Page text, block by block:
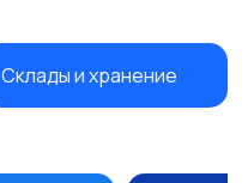
Склады и хранение